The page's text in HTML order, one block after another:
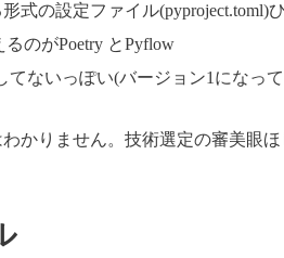
式の設定ファイル(pyproject.toml)
るのがPoetry とPyflow
てないっぽい(バージョン1になっ
かりません。技術選定の審美眼ほ